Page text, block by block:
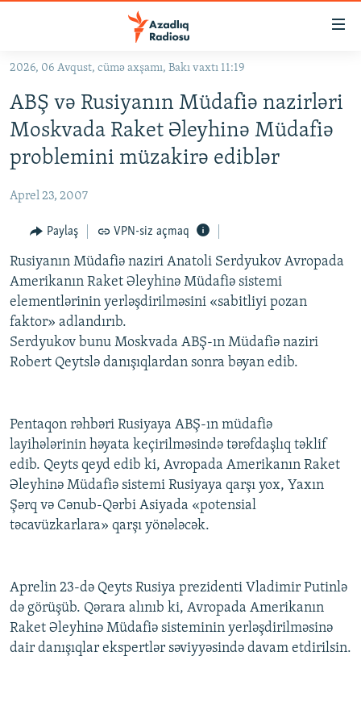
Əsas
qayıt
Əsas
naviqasiyaya
qayıt
keç
#İZAHLA
KORRUPSIOMETR
#ƏSLINDƏ
FƏRQƏ BAX
QANUNI DOĞRU
ARAŞDIRMA
MULTIMEDIA
VIDEO
FOTOQALEREYA
RADIO ARXIV
OXU ZALI
İZ - MƏDƏNIYYƏT PROQRAMI
HAQQIMIZDA
MATERIALLARIMIZDAN ISTIFADƏ
AZADLIQRADIOSU MOBIL TELEFONUNUZDA
BIZIMLƏ ƏLAQƏ
XƏBƏR BÜLLETENLƏRIMIZ
RFE/RL-in bütün saytları
2026, 06 Avqust, cümə axşamı, Bakı vaxtı 11:19
ABŞ və Rusiyanın Müdafiə nazirləri
Moskvada Raket Əleyhinə Müdafiə
problemini müzakirə ediblər
Aprel 23, 2007
Paylaş VPN-siz açmaq
Rusiyanın Müdafiə naziri Anatoli Serdyukov Avropada
Amerikanın Raket Əleyhinə Müdafiə sistemi
elementlərinin yerləşdirilməsini «sabitliyi pozan
faktor» adlandırıb.
Serdyukov bunu Moskvada ABŞ-ın Müdafiə naziri
Robert Qeytslə danışıqlardan sonra bəyan edib.
Pentaqon rəhbəri Rusiyaya ABŞ-ın müdafiə
layihələrinin həyata keçirilməsində tərəfdaşlıq təklif
edib. Qeyts qeyd edib ki, Avropada Amerikanın Raket
Əleyhinə Müdafiə sistemi Rusiyaya qarşı yox, Yaxın
Şərq və Cənub-Qərbi Asiyada «potensial
təcavüzkarlara» qarşı yönələcək.
Aprelin 23-də Qeyts Rusiya prezidenti Vladimir Putinlə
də görüşüb. Qərara alınıb ki, Avropada Amerikanın
Raket Əleyhinə Müdafiə sisteminin yerləşdirilməsinə
dair danışıqlar ekspertlər səviyyəsində davam etdirilsin.